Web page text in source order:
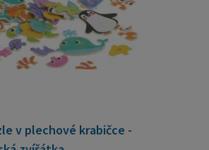
v plechové krabičce -